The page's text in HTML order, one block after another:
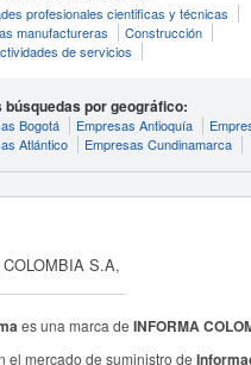
profesionales cientificas y técnicas
manufactureras
Construcción
de servicios
búsquedas por geográfico:
Bogotá Empresas Antioquía
Atlántico
Empresas Cundinamarca
S.A,
es una marca deINFORMA
el mercado de suministro de